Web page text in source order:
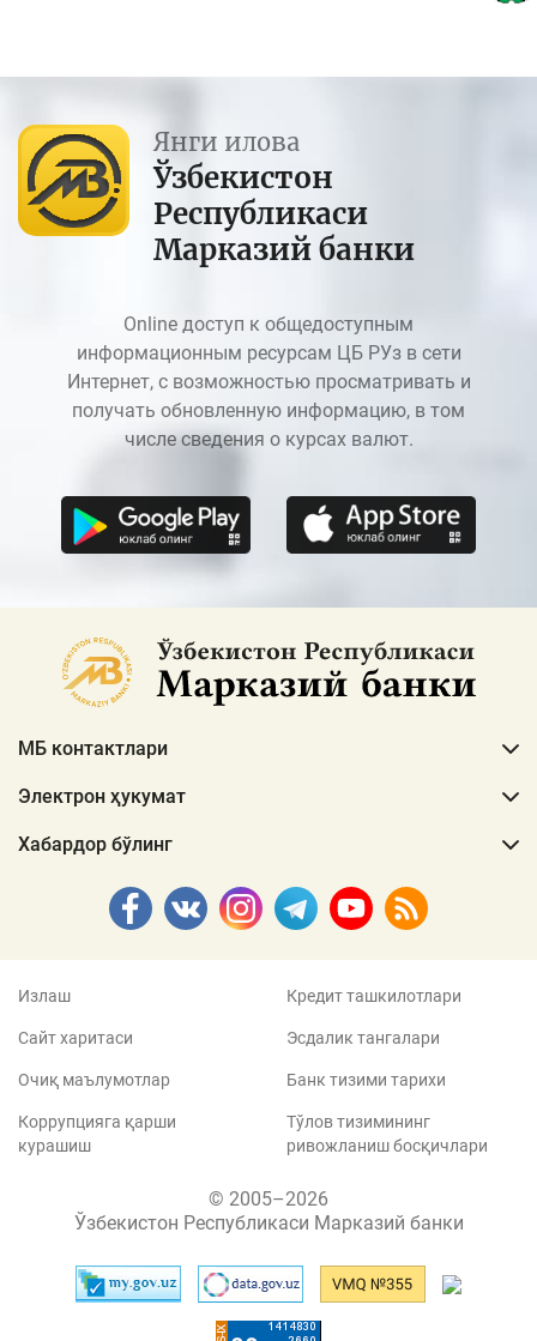
Янги илова
Ўзбекистон
Республикаси
Марказий банки
Online доступ к общедоступным
информационным ресурсам ЦБ РУз в сети
Интернет, с возможностью просматривать и
получать обновленную информацию, в том
числе сведения о курсах валют.
МБ контактлари
Электрон ҳукумат
Хабардор бўлинг
Излаш
Сайт харитаси
Очиқ маълумотлар
Коррупцияга қарши
курашиш
Кредит ташкилотлари
Эсдалик тангалари
Банк тизими тарихи
Тўлов тизимининг
ривожланиш босқичлари
© 2005–2026
Ўзбекистон Республикаси Марказий банки